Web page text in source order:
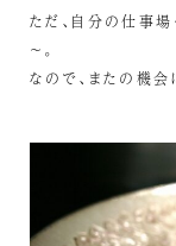
ただ、自分の仕事場
～。
なので、またの機